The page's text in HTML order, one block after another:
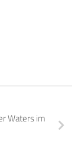
Waters im